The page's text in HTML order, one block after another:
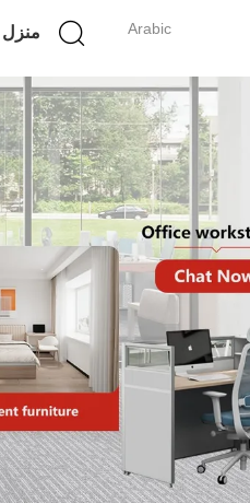
Arabic منزل